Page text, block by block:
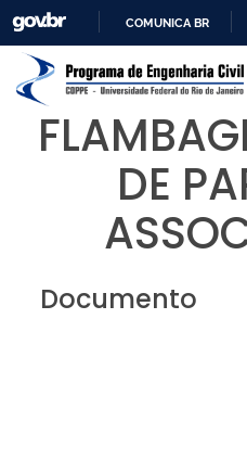
COMUNICA BR
DE
Documento